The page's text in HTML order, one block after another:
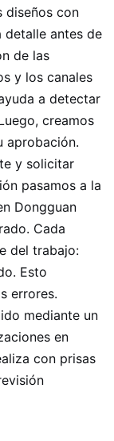
diseños con
detalle antes de
de las
y los canales
a detectar
creamos
aprobación.
y solicitar
pasamos a la
Dongguan
Cada
del trabajo:
Esto
errores.
mediante un
en
con prisas